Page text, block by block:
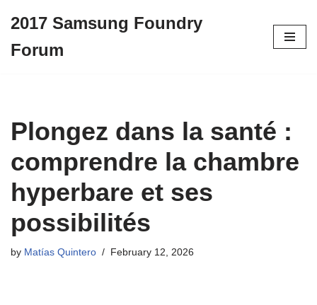
to
2017 Samsung Foundry
Forum
Plongez dans la santé :
comprendre la chambre
hyperbare et ses
possibilités
by Matías Quintero February 12, 2026